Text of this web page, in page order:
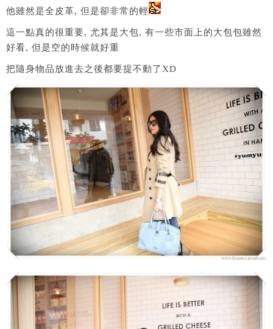
他雖然是全皮革, 但是卻非常的輕
這一點真的很重要, 尤其是大包, 有一些市面上的大包包雖然
好看, 但是空的時候就好重
把隨身物品放進去之後都要提不動了XD